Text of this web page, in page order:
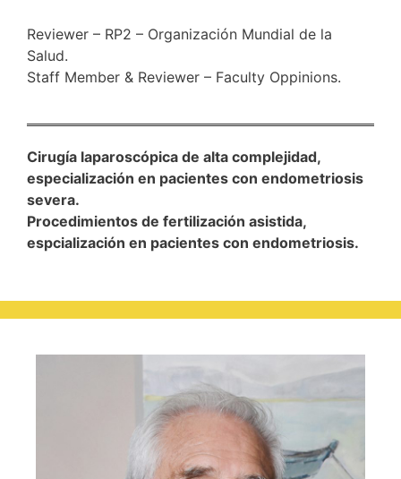
Reviewer – RP2 – Organización Mundial de la
Salud.
Staff Member & Reviewer – Faculty Oppinions.
Cirugía laparoscópica de alta complejidad,
especialización en pacientes con endometriosis
severa.
Procedimientos de fertilización asistida,
espcialización en pacientes con endometriosis.